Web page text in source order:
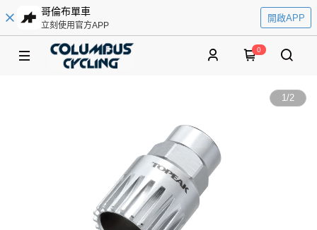
哥倫布單車
立刻使用官方APP
開啟APP
0
1/2